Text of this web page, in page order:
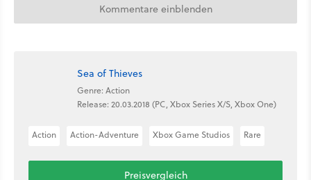
Kommentare einblenden
Sea of Thieves
Genre: Action
Release: 20.03.2018 (PC, Xbox Series X/S, Xbox One)
Action Action-Adventure Xbox Game Studios Rare
Preisvergleich